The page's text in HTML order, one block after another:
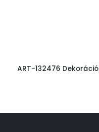
ART-132476 Dekoráció